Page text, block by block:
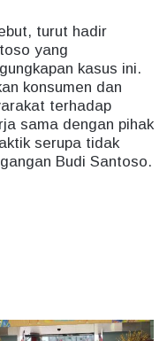
turut hadir
yang
kasus ini.
konsumen dan
terhadap
sama dengan pihak
serupa tidak
Budi Santoso.